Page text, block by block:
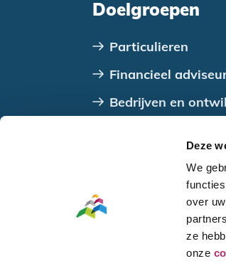
Deze
We
over
ze
onze
Doelgroepen
Particulieren
Financieel
Bedrijven en
en coöperaties
of naar de